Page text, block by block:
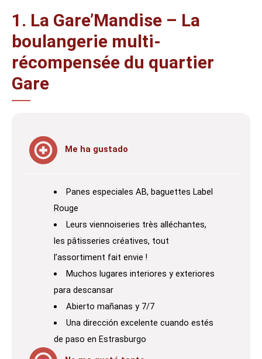
1. La Gare’Mandise – La
boulangerie multi-
récompensée du quartier
Gare
Me ha gustado
Panes especiales AB, baguettes Label
Rouge
Leurs viennoiseries très alléchantes,
les pâtisseries créatives, tout
l’assortiment fait envie !
Muchos lugares interiores y exteriores
para descansar
Abierto mañanas y 7/7
Una dirección excelente cuando estés
de paso en Estrasburgo